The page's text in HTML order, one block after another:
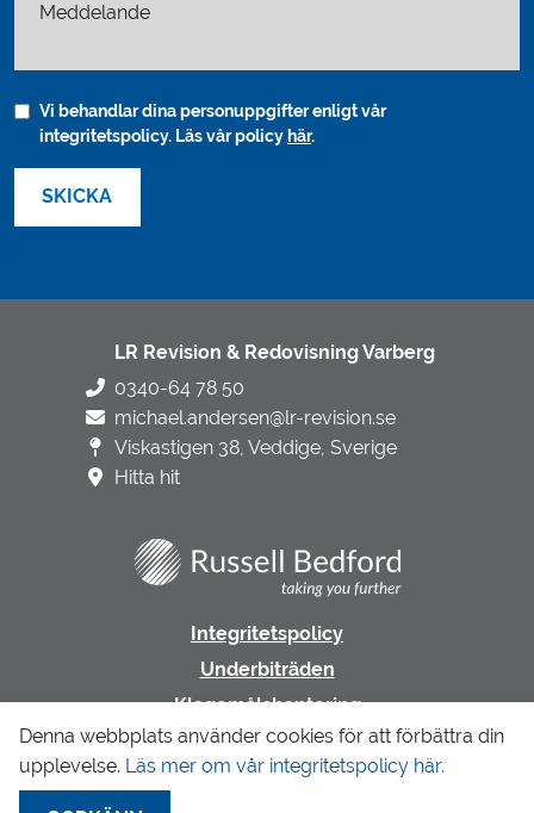
Vi behandlar dina personuppgifter enligt vår
integritetspolicy. Läs vår policy här.
LR Revision & Redovisning Varberg
0340-64 78 50
michael.andersen@lr-revision.se
Viskastigen 38, Veddige, Sverige
Hitta hit
Integritetspolicy
Underbiträden
Klagomålshantering
Gå till LR Revision & Redovisning
Denna webbplats använder cookies för att förbättra din
upplevelse.
Läs mer om vår integritetspolicy här.